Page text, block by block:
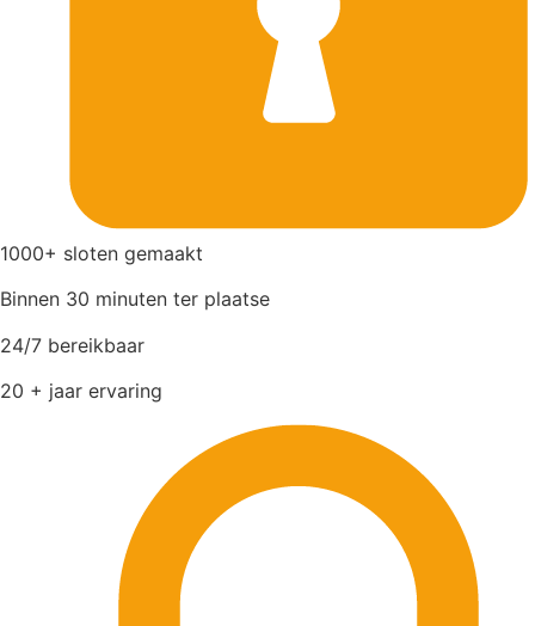
1000+ sloten gemaakt
Binnen 30 minuten ter plaatse
24/7 bereikbaar
20 + jaar ervaring